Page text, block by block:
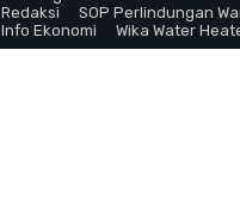
Redaksi
SOP Perlindungan
Info Ekonomi
Wika Water